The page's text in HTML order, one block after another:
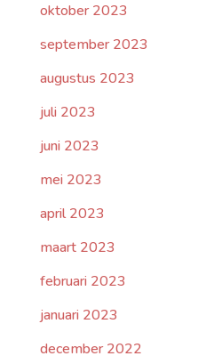
oktober 2023
september 2023
augustus 2023
juli 2023
juni 2023
mei 2023
april 2023
maart 2023
februari 2023
januari 2023
december 2022